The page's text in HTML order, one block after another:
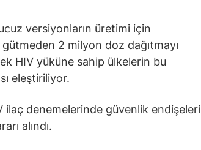
versiyonların üretimi için
2 milyon doz dağıtmayı
HIV yüküne sahip ülkelerin bu
eleştiriliyor.
ilaç denemelerinde güvenlik endişeleri
alındı.